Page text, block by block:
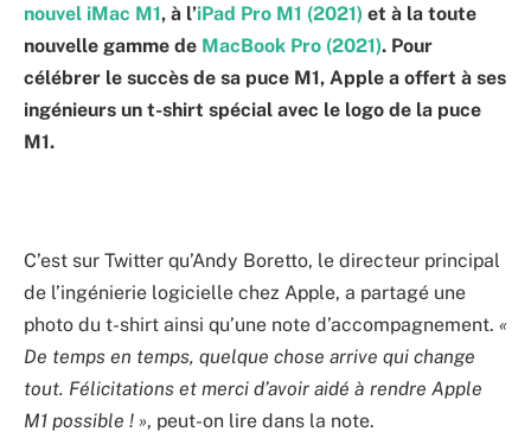
nouvel iMac M1, à l’iPad Pro M1 (2021) et à la toute
nouvelle gamme de MacBook Pro (2021). Pour
célébrer le succès de sa puce M1, Apple a offert à ses
ingénieurs un t-shirt spécial avec le logo de la puce
M1.
C’est sur Twitter qu’Andy Boretto, le directeur principal
de l’ingénierie logicielle chez Apple, a partagé une
photo du t-shirt ainsi qu’une note d’accompagnement. «
De temps en temps, quelque chose arrive qui change
tout. Félicitations et merci d’avoir aidé à rendre Apple
M1 possible ! », peut-on lire dans la note.